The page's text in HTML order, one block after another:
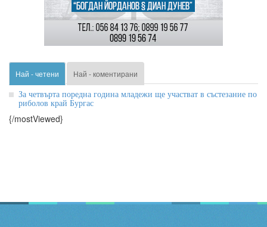
Най - четени Най - коментирани
За четвърта поредна година младежи ще участват в състезание по
риболов край Бургас
{/mostViewed}